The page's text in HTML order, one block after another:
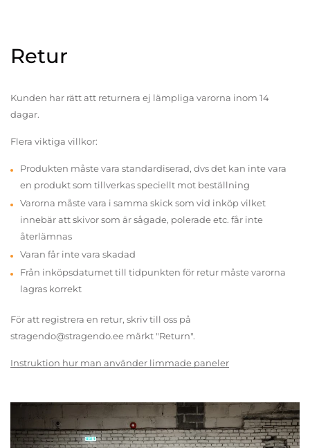
Retur
Kunden har rätt att returnera ej lämpliga varorna inom 14
dagar.
Flera viktiga villkor:
Produkten måste vara standardiserad, dvs det kan inte vara
en produkt som tillverkas speciellt mot beställning
Varorna måste vara i samma skick som vid inköp vilket
innebär att skivor som är sågade, polerade etc. får inte
återlämnas
Varan får inte vara skadad
Från inköpsdatumet till tidpunkten för retur måste varorna
lagras korrekt
För att registrera en retur, skriv till oss på
stragendo@stragendo.ee märkt "Return".
Instruktion hur man använder limmade paneler